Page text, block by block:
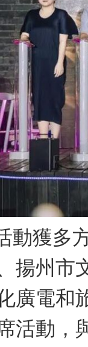
動獲多
揚州市
廣電和
活動，